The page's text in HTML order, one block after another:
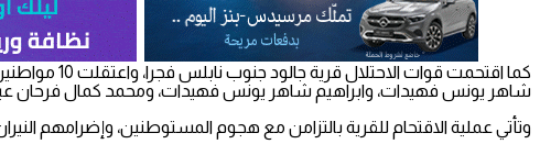
كما
شاهر يونس فهيدات، وابراهيم شاهر يونس فهيدات، ومحمد كمال فرحان
وتأتي عملية الاقتحام للقرية بالتزامن مع هجوم المستوطنين، وإضرامهم